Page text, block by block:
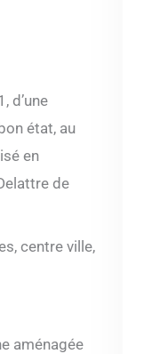
d’une
état, au
en
de
centre ville,
aménagée